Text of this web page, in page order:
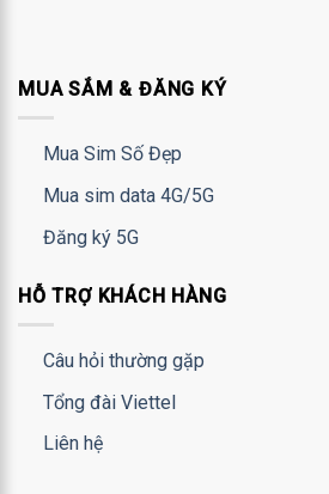
MUA SẮM & ĐĂNG KÝ
Mua Sim Số Đẹp
Mua sim data 4G/5G
Đăng ký 5G
HỖ TRỢ KHÁCH HÀNG
Câu hỏi thường gặp
Tổng đài Viettel
Liên hệ